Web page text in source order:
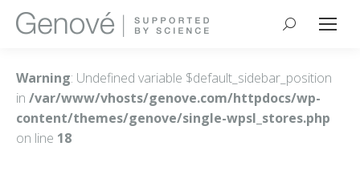
Buscar:
Warning: Undefined variable $default_sidebar_position
in /var/www/vhosts/genove.com/httpdocs/wp-
content/themes/genove/single-wpsl_stores.php
on line 18